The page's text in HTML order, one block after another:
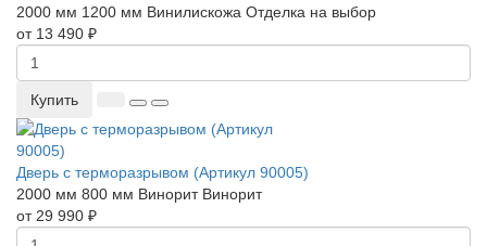
2000 мм 1200 мм Винилискожа Отделка на выбор
от 13 490 ₽
Купить
Дверь с терморазрывом (Артикул 90005)
2000 мм 800 мм Винорит Винорит
от 29 990 ₽